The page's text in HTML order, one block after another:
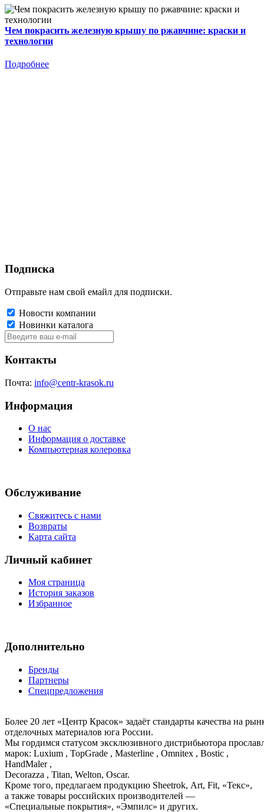
Чем покрасить железную крышу по ржавчине: краски и
технологии
Подробнее
Подписка
Отправьте нам свой емайл для подписки.
Новости компании
Новинки каталога
Контакты
Почта: info@centr-krasok.ru
Информация
О нас
Информация о доставке
Компьютерная колеровка
Обслуживание
Свяжитесь с нами
Возвраты
Карта сайта
Личный кабинет
Моя страница
История заказов
Избранное
Дополнительно
Бренды
Партнеры
Спецпредложения
Более 20 лет «Центр Красок» задаёт стандарты качества на
отделочных материалов юга России.
Мы гордимся статусом эксклюзивного дистрибьютора
марок: Luxium , TopGrade , Masterline , Omnitex , Bostic ,
HandMaler ,
Decorazza , Titan, Welton, Oscar.
Кроме того, предлагаем продукцию Sheetrok, Art, Fit, «Текс»,
а также товары российских производителей —
«Специальные покрытия», «Эмпилс» и других.